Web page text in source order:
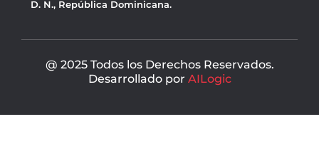
o
D. N., República Dominicana.
@ 2025 Todos los Derechos Reservados.
Desarrollado por AILogic